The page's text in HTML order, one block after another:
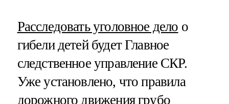
Расследовать уголовное дело о
гибели детей будет Главное
следственное управление СКР.
Уже установлено, что правила
дорожного движения грубо